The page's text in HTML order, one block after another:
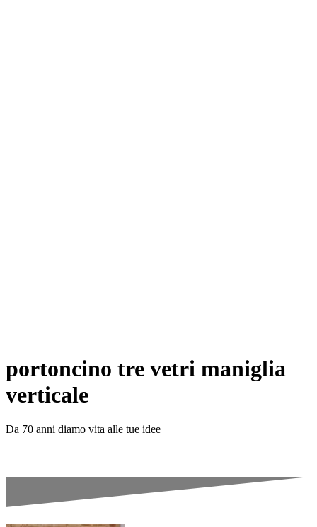
portoncino tre vetri maniglia
verticale
Da 70 anni diamo vita alle tue idee